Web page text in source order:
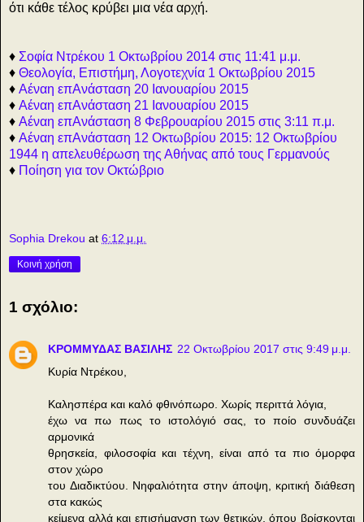
ότι κάθε τέλος κρύβει μια νέα αρχή.
♦ Σοφία Ντρέκου 1 Οκτωβρίου 2014 στις 11:41 μ.μ.
♦ Θεολογία, Επιστήμη, Λογοτεχνία 1 Οκτωβρίου 2015
♦ Αέναη επΑνάσταση 20 Ιανουαρίου 2015
♦ Αέναη επΑνάσταση 21 Ιανουαρίου 2015
♦ Αέναη επΑνάσταση 8 Φεβρουαρίου 2015 στις 3:11 π.μ.
♦ Αέναη επΑνάσταση 12 Οκτωβρίου 2015: 12 Οκτωβρίου
1944 η απελευθέρωση της Αθήνας από τους Γερμανούς
♦ Ποίηση για τον Οκτώβριο
Sophia Drekou at 6:12 μ.μ.
Κοινή χρήση
1 σχόλιο:
ΚΡΟΜΜΥΔΑΣ ΒΑΣΙΛΗΣ 22 Οκτωβρίου 2017 στις 9:49 μ.μ.
Κυρία Ντρέκου,
Καλησπέρα και καλό φθινόπωρο. Χωρίς περιττά λόγια,
έχω να πω πως το ιστολόγιό σας, το ποίο συνδυάζει
αρμονικά
θρησκεία, φιλοσοφία και τέχνη, είναι από τα πιο όμορφα
στον χώρο
του Διαδικτύου. Νηφαλιότητα στην άποψη, κριτική διάθεση
στα κακώς
κείμενα αλλά και επισήμανση των θετικών, όπου βρίσκονται